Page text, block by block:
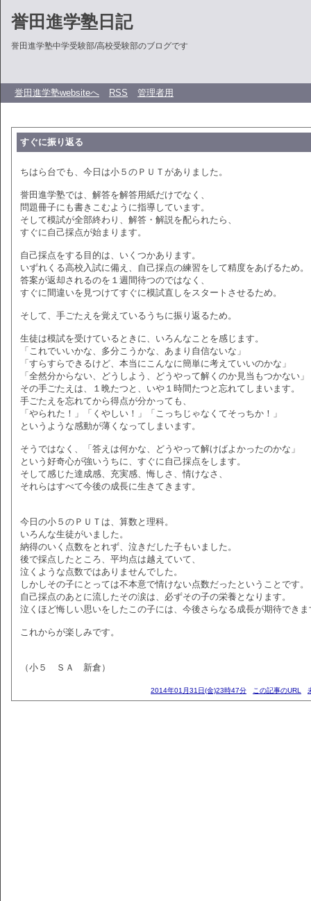
誉田進学塾日記
誉田進学塾中学受験部/高校受験部のブログです
誉田進学塾websiteへ RSS 管理者用
すぐに振り返る
ちはら台でも、今日は小５のＰＵＴがありました。
誉田進学塾では、解答を解答用紙だけでなく、
問題冊子にも書きこむように指導しています。
そして模試が全部終わり、解答・解説を配られたら、
すぐに自己採点が始まります。
自己採点をする目的は、いくつかあります。
いずれくる高校入試に備え、自己採点の練習をして精度をあげるため。
答案が返却されるのを１週間待つのではなく、
すぐに間違いを見つけてすぐに模試直しをスタートさせるため。
そして、手ごたえを覚えているうちに振り返るため。
生徒は模試を受けているときに、いろんなことを感じます。
「これでいいかな、多分こうかな、あまり自信ないな」
「すらすらできるけど、本当にこんなに簡単に考えていいのかな」
「全然分からない、どうしよう、どうやって解くのか見当もつかない」
その手ごたえは、１晩たつと、いや１時間たつと忘れてしまいます。
手ごたえを忘れてから得点が分かっても、
「やられた！」「くやしい！」「こっちじゃなくてそっちか！」
というような感動が薄くなってしまいます。
そうではなく、「答えは何かな、どうやって解けばよかったのかな」
という好奇心が強いうちに、すぐに自己採点をします。
そして感じた達成感、充実感、悔しさ、情けなさ、
それらはすべて今後の成長に生きてきます。
今日の小５のＰＵＴは、算数と理科。
いろんな生徒がいました。
納得のいく点数をとれず、泣きだした子もいました。
後で採点したところ、平均点は越えていて、
泣くような点数ではありませんでした。
しかしその子にとっては不本意で情けない点数だったということです。
自己採点のあとに流したその涙は、必ずその子の栄養となります。
泣くほど悔しい思いをしたこの子には、今後さらなる成長が期待できま
これからが楽しみです。
（小５ ＳＡ 新倉）
2014年01月31日(金)23時47分 この記事のURL